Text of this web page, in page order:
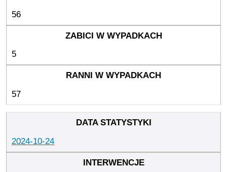
56
5
57
2024-10-24